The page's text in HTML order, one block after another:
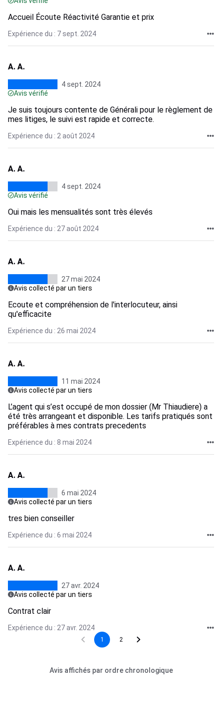
Accueil Écoute Réactivité Garantie et prix
Expérience du : 7 sept. 2024
A. A.
4 sept. 2024
Avis vérifié
Je suis toujours contente de Générali pour le règlement de
mes litiges, le suivi est rapide et correcte.
Expérience du : 2 août 2024
A. A.
4 sept. 2024
Avis vérifié
Oui mais les mensualités sont très élevés
Expérience du : 27 août 2024
A. A.
27 mai 2024
Avis collecté par un tiers
Ecoute et compréhension de l'interlocuteur, ainsi
qu'efficacite
Expérience du : 26 mai 2024
A. A.
11 mai 2024
Avis collecté par un tiers
L’agent qui s’est occupé de mon dossier (Mr Thiaudiere) a
été très arrangeant et disponible. Les tarifs pratiqués sont
préférables à mes contrats precedents
Expérience du : 8 mai 2024
A. A.
6 mai 2024
Avis collecté par un tiers
tres bien conseiller
Expérience du : 6 mai 2024
A. A.
27 avr. 2024
Avis collecté par un tiers
Contrat clair
Expérience du : 27 avr. 2024
1 2
Avis affichés par ordre chronologique